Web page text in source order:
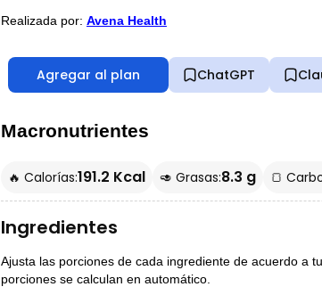
Realizada por: Avena Health
Agregar al plan ChatGPT
Macronutrientes
🔥 Calorías:191.2 Kcal 🥑 Grasas:8.3 g 🍞
Ingredientes
Ajusta las porciones de cada ingrediente de acuerdo a
porciones se calculan en automático.